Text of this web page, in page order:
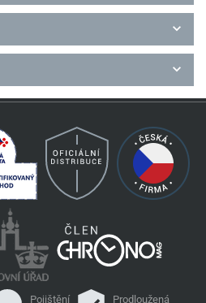
Pojištění Prodloužená